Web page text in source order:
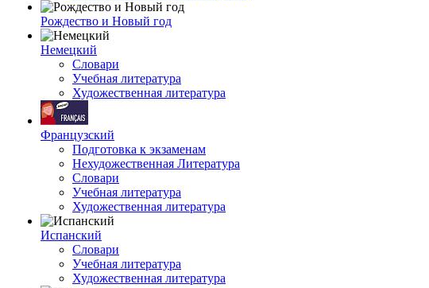
Рождество и Новый год
Немецкий
Словари
Учебная литература
Художественная литература
Французский
Подготовка к экзаменам
Нехудожественная Литература
Словари
Учебная литература
Художественная литература
Испанский
Словари
Учебная литература
Художественная литература